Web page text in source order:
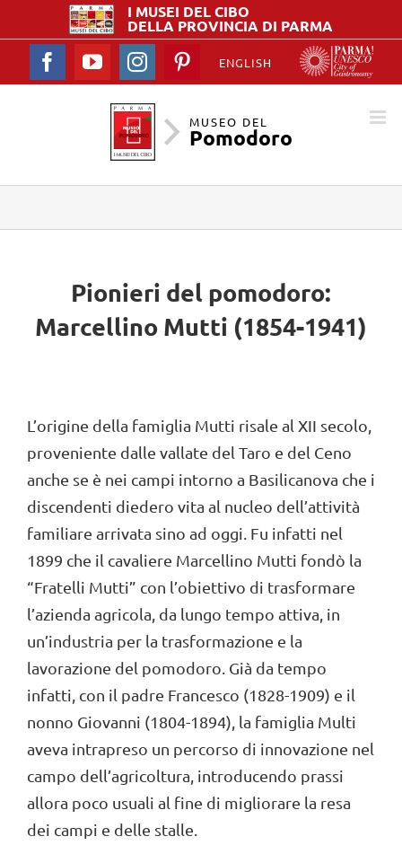
I MUSEI DELCIBO
DELLA PROVINCIA DI PARMA
ENGLISH
FacebookYouTubeInstagramPinterest
MUSEO DEL
Pomodoro
Pionieri del pomodoro:
Marcellino Mutti (1854-1941)
L’origine della famiglia Mutti risale al XII secolo,
proveniente dalle vallate del Taro e del Ceno
anche se è nei campi intorno a Basilicanova che i
discendenti diedero vita al nucleo dell’attività
familiare arrivata sino ad oggi. Fu infatti nel
1899 che il cavaliere Marcellino Mutti fondò la
“Fratelli Mutti” con l’obiettivo di trasformare
l’azienda agricola, da lungo tempo attiva, in
un’industria per la trasformazione e la
lavorazione del pomodoro. Già da tempo
infatti, con il padre Francesco (1828-1909) e il
nonno Giovanni (1804-1894), la famiglia Multi
aveva intrapreso un percorso di innovazione nel
campo dell’agricoltura, introducendo prassi
allora poco usuali al fine di migliorare la resa
dei campi e delle stalle.